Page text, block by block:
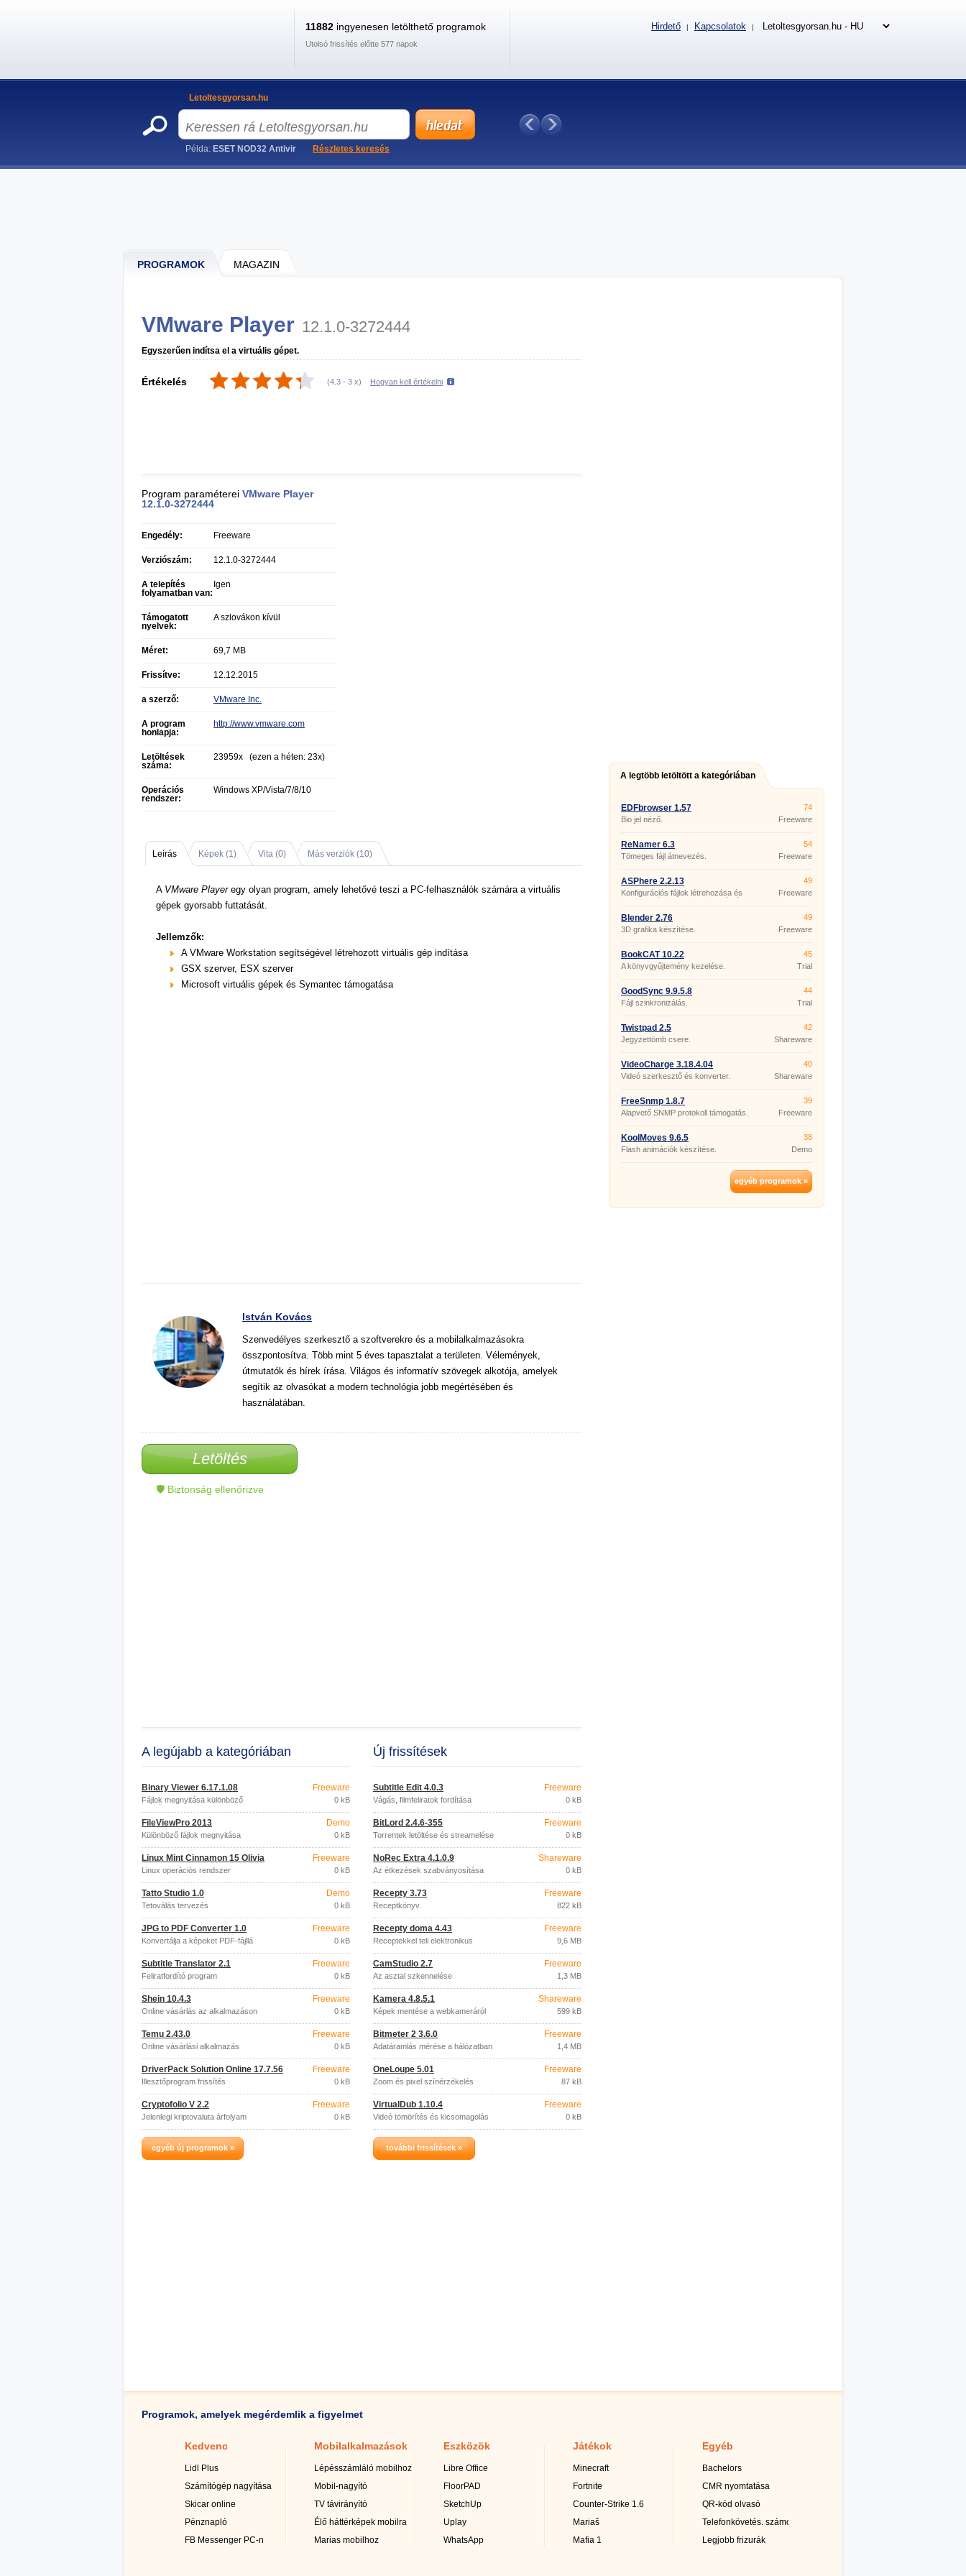
PROGRAMOK MAGAZIN
VMware Player 12.1.0-3272444
Egyszerűen indítsa el a virtuális gépet.
Értékelés (4.3 - 3 x) Hogyan kell értékelni
Program paraméterei VMware Player
12.1.0-3272444
Engedély: Freeware
Verziószám: 12.1.0-3272444
A telepítés
folyamatban van:
Igen
Támogatott
nyelvek:
A szlovákon kívül
Méret: 69,7 MB
Frissítve: 12.12.2015
a szerző: VMware Inc.
A program
honlapja:
http://www.vmware.com
Letöltések
száma:
23959x (ezen a héten: 23x)
Operációs
rendszer:
Windows XP/Vista/7/8/10
Leírás Képek (1) Vita (0) Más verziók (10)
A VMware Playeregy olyan program, amely lehetővé teszi a PC-felhasználók számára a virtuális
gépek gyorsabb futtatását.
Jellemzők:
A VMware Workstation segítségével létrehozott virtuális gép indítása
GSX szerver, ESX szerver
Microsoft virtuális gépek és Symantec támogatása
István Kovács
Szenvedélyes szerkesztő a szoftverekre és a mobilalkalmazásokra
összpontosítva. Több mint 5 éves tapasztalat a területen. Vélemények,
útmutatók és hírek írása. Világos és informatív szövegek alkotója, amelyek
segítik az olvasókat a modern technológia jobb megértésében és
használatában.
Letöltés
🛡 Biztonság ellenőrizve
A legújabb a kategóriában
Binary Viewer 6.17.1.08
Fájlok megnyitása különböző
formátumokban
Freeware
0 kB
FileViewPro 2013
Különböző fájlok megnyitása
Demo
0 kB
Linux Mint Cinnamon 15 Olivia
Linux operációs rendszer
Freeware
0 kB
Tatto Studio 1.0
Tetoválás tervezés
Demo
0 kB
JPG to PDF Converter 1.0
Konvertálja a képeket PDF-fájllá
Freeware
0 kB
Subtitle Translator 2.1
Feliratfordító program
Freeware
0 kB
Shein 10.4.3
Online vásárlás az alkalmazáson
Freeware
0 kB
Temu 2.43.0
Online vásárlási alkalmazás
Freeware
0 kB
DriverPack Solution Online 17.7.56
Illesztőprogram frissítés
Freeware
0 kB
Cryptofolio V 2.2
Jelenlegi kriptovaluta árfolyam
Freeware
0 kB
egyéb új programok »
Új frissítések
Subtitle Edit 4.0.3
Vágás, filmfeliratok fordítása
Freeware
0 kB
BitLord 2.4.6-355
Torrentek letöltése és streamelése
Freeware
0 kB
NoRec Extra 4.1.0.9
Az étkezések szabványosítása
Shareware
0 kB
Recepty 3.73
Receptkönyv.
Freeware
822 kB
Recepty doma 4.43
Receptekkel teli elektronikus
szakácskönyv.
Freeware
9,6 MB
CamStudio 2.7
Az asztal szkennelése
Freeware
1,3 MB
Kamera 4.8.5.1
Képek mentése a webkameráról
Shareware
599 kB
Bitmeter 2 3.6.0
Adatáramlás mérése a hálózatban
Freeware
1,4 MB
OneLoupe 5.01
Zoom és pixel színérzékelés
Freeware
87 kB
VirtualDub 1.10.4
Videó tömörítés és kicsomagolás
Freeware
0 kB
további frissítések »
A legtöbb letöltött a kategóriában
EDFbrowser 1.57
Bio jel néző.
74
Freeware
ReNamer 6.3
Tömeges fájl átnevezés.
54
Freeware
ASPhere 2.2.13
Konfigurációs fájlok létrehozása és
szerkesztése az ASP.NET számára.
49
Freeware
Blender 2.76
3D grafika készítése.
49
Freeware
BookCAT 10.22
A könyvgyűjtemény kezelése.
45
Trial
GoodSync 9.9.5.8
Fájl szinkronizálás.
44
Trial
Twistpad 2.5
Jegyzettömb csere.
42
Shareware
VideoCharge 3.18.4.04
Videó szerkesztő és konverter.
40
Shareware
FreeSnmp 1.8.7
Alapvető SNMP protokoll támogatás.
39
Freeware
KoolMoves 9.6.5
Flash animációk készítése.
38
Demo
egyéb programok »
Programok, amelyek megérdemlik a figyelmet
Kedvenc
Lidl Plus
Számítógép nagyítása
Skicar online
Pénznapló
FB Messenger PC-n
Mobilalkalmazások
Lépésszámláló mobilhoz
Mobil-nagyító
TV távirányító
Élő háttérképek mobilra
Marias mobilhoz
Eszközök
Libre Office
FloorPAD
SketchUp
Uplay
WhatsApp
Játékok
Minecraft
Fortnite
Counter-Strike 1.6
Mariaš
Mafia 1
Egyéb
Bachelors
CMR nyomtatása
QR-kód olvasó
Telefonkövetés. számok
Legjobb frizurák
11882 ingyenesen letölthető programok
Utolsó frissítés előtte 577 napok
Hirdető | Kapcsolatok |
Letoltesgyorsan.hu
Példa: ESET NOD32 Antivir Részletes keresés